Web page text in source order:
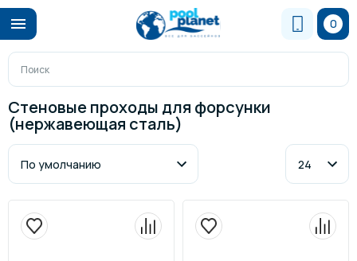
0
Стеновые проходы для форсунки
(нержавеющая сталь)